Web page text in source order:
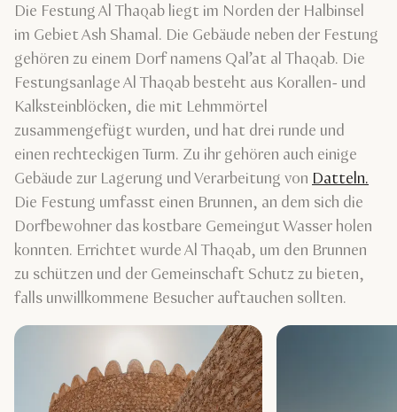
Die Festung Al Thaqab liegt im Norden der Halbinsel
im Gebiet Ash Shamal. Die Gebäude neben der Festung
gehören zu einem Dorf namens Qal’at al Thaqab. Die
Festungsanlage Al Thaqab besteht aus Korallen- und
Kalksteinblöcken, die mit Lehmmörtel
zusammengefügt wurden, und hat drei runde und
einen rechteckigen Turm. Zu ihr gehören auch einige
Gebäude zur Lagerung und Verarbeitung von Datteln.
Die Festung umfasst einen Brunnen, an dem sich die
Dorfbewohner das kostbare Gemeingut Wasser holen
konnten. Errichtet wurde Al Thaqab, um den Brunnen
zu schützen und der Gemeinschaft Schutz zu bieten,
falls unwillkommene Besucher auftauchen sollten.